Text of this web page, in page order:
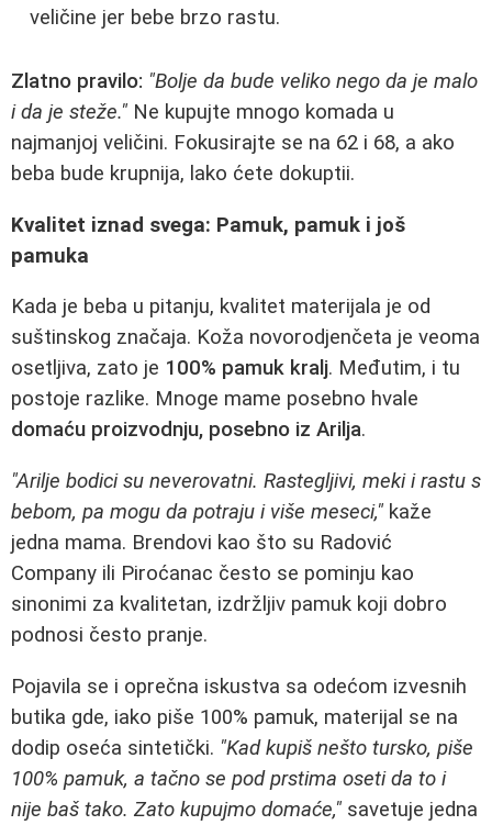
veličine jer bebe brzo rastu.
Zlatno pravilo: "Bolje da bude veliko nego da je malo
i da je steže." Ne kupujte mnogo komada u
najmanjoj veličini. Fokusirajte se na 62 i 68, a ako
beba bude krupnija, lako ćete dokuptii.
Kvalitet iznad svega: Pamuk, pamuk i još
pamuka
Kada je beba u pitanju, kvalitet materijala je od
suštinskog značaja. Koža novorodjenčeta je veoma
osetljiva, zato je 100% pamuk kralj. Međutim, i tu
postoje razlike. Mnoge mame posebno hvale
domaću proizvodnju, posebno iz Arilja.
"Arilje bodici su neverovatni. Rastegljivi, meki i rastu s
bebom, pa mogu da potraju i više meseci," kaže
jedna mama. Brendovi kao što su Radović
Company ili Piroćanac često se pominju kao
sinonimi za kvalitetan, izdržljiv pamuk koji dobro
podnosi često pranje.
Pojavila se i oprečna iskustva sa odećom izvesnih
butika gde, iako piše 100% pamuk, materijal se na
dodip oseća sintetički. "Kad kupiš nešto tursko, piše
100% pamuk, a tačno se pod prstima oseti da to i
nije baš tako. Zato kupujmo domaće," savetuje jedna